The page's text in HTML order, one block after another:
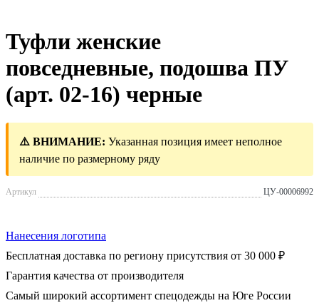
Туфли женские
повседневные, подошва ПУ
(арт. 02-16) черные
⚠️ ВНИМАНИЕ: Указанная позиция имеет неполное
наличие по размерному ряду
Артикул ЦУ-00006992
Нанесения логотипа
Бесплатная доставка по региону присутствия от 30 000 ₽
Гарантия качества от производителя
Самый широкий ассортимент спецодежды на Юге России